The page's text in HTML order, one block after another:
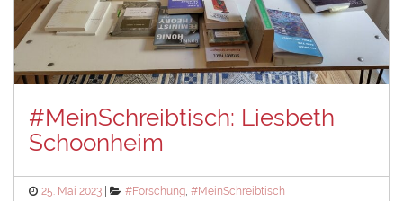
#MeinSchreibtisch: Liesbeth
Schoonheim
Posted
25. Mai 2023 Categories
#Forschung ,#MeinSchreibtisch